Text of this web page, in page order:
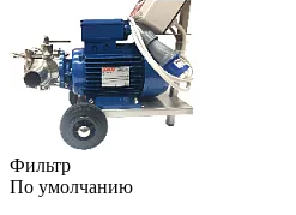
Фильтр
По умолчанию